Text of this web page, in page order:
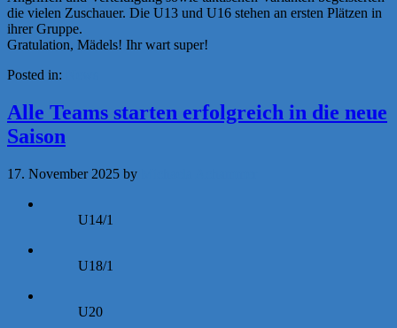
die vielen Zuschauer. Die U13 und U16 stehen an ersten Plätzen in
ihrer Gruppe.
Gratulation, Mädels! Ihr wart super!
Posted in:
Alle Teams starten erfolgreich in die neue
Saison
17. November 2025 by
U14/1
U18/1
U20